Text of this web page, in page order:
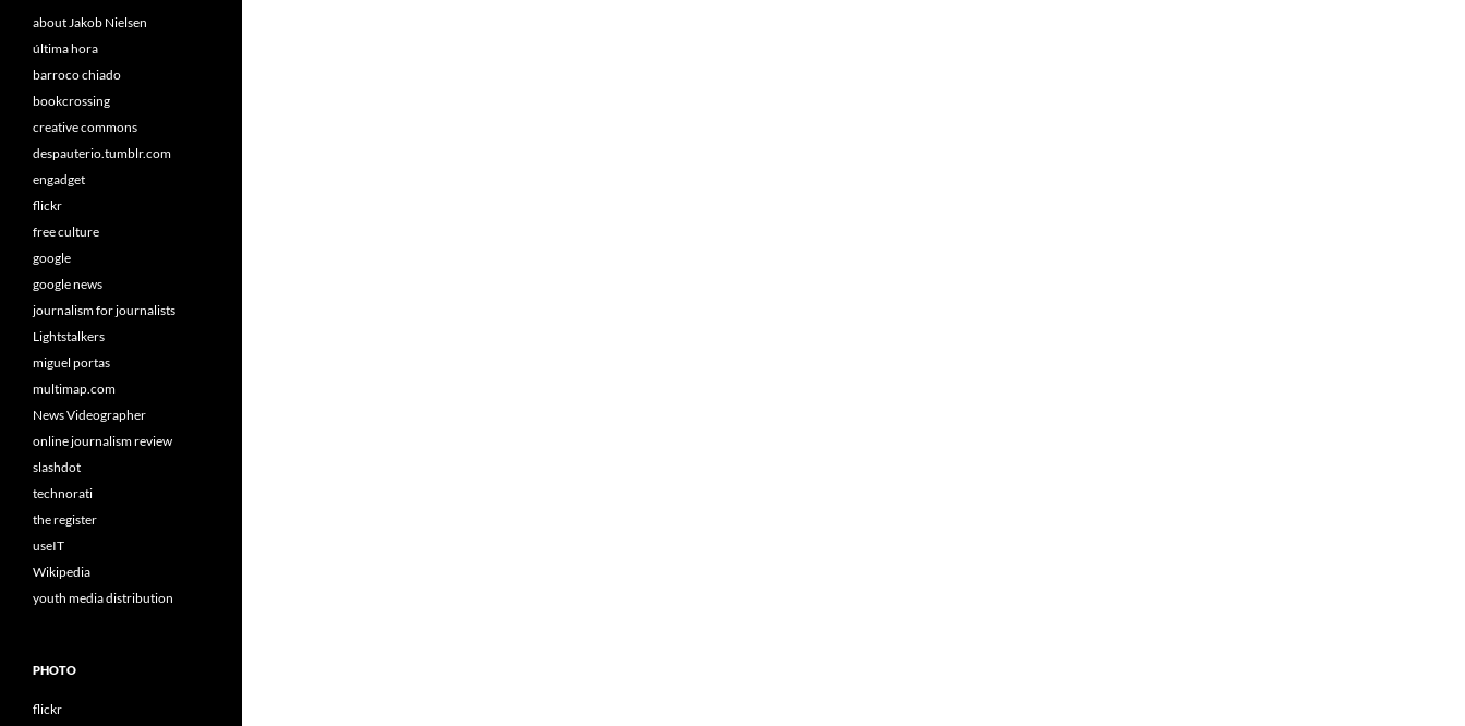
about Jakob Nielsen
última hora
barroco chiado
bookcrossing
creative commons
despauterio.tumblr.com
engadget
flickr
free culture
google
google news
journalism for journalists
Lightstalkers
miguel portas
multimap.com
News Videographer
online journalism review
slashdot
technorati
the register
useIT
Wikipedia
youth media distribution
PHOTO
flickr